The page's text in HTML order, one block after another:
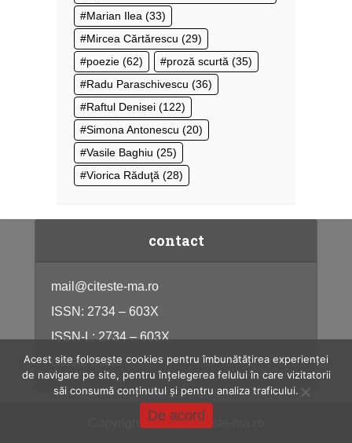
Marian Ilea (33)
Mircea Cărtărescu (29)
poezie (62) proză scurtă (35)
Radu Paraschivescu (36)
Raftul Denisei (122)
Simona Antonescu (20)
Vasile Baghiu (25)
Viorica Răduţă (28)
contact
mail@citeste-ma.ro
ISSN: 2734 – 603X
ISSN-L: 2734 – 603X
citeste-ma.ro
Copyright © 2026, citeste-ma.ro
Acest site folosește cookies pentru îmbunătățirea experienței
de navigare pe site, pentru înțelegerea felului în care vizitatorii
săi consumă conținutul și pentru analiza traficului.
De acord